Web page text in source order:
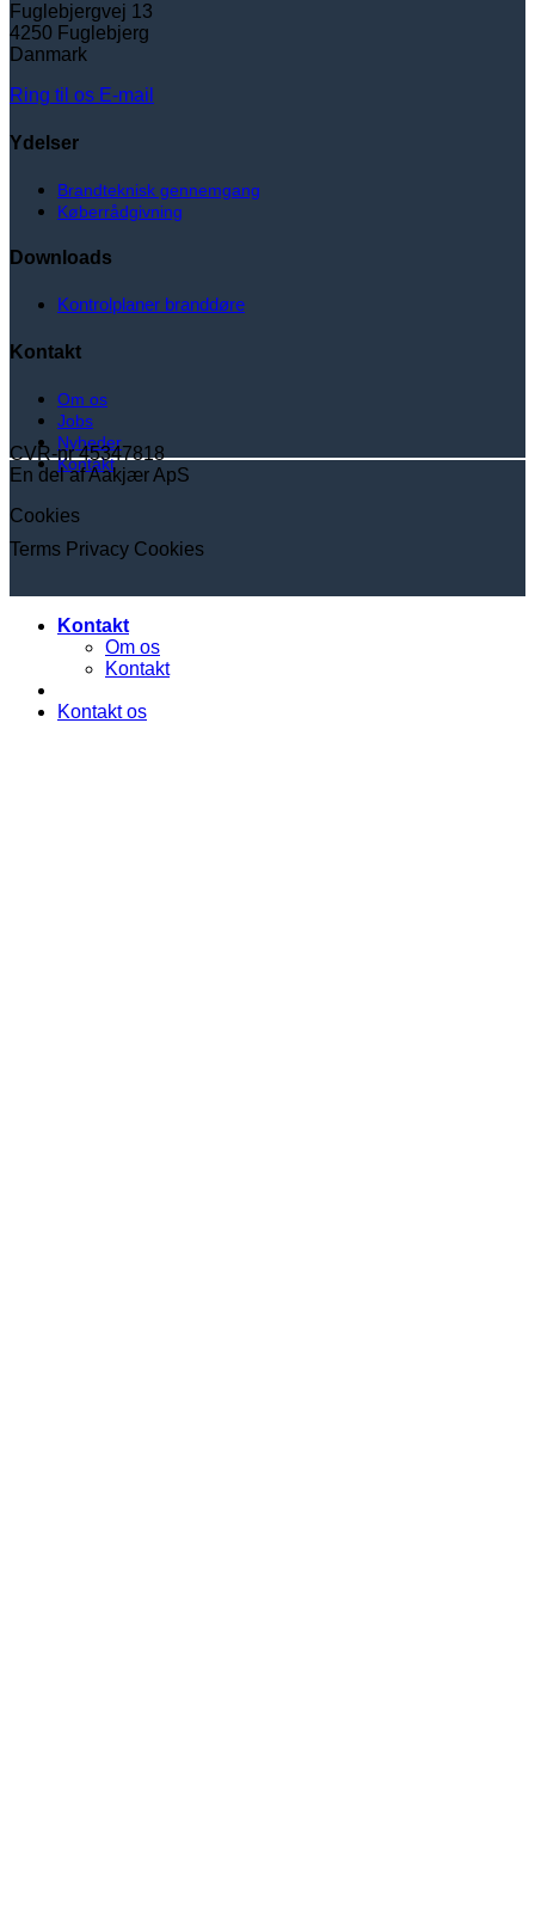
Fuglebjergvej 13
4250 Fuglebjerg
Danmark
Ring til os E-mail
Ydelser
Brandteknisk gennemgang
Køberrådgivning
Downloads
Kontrolplaner branddøre
Kontakt
Om os
Jobs
Nyheder
Kontakt
CVR-nr 45347818
En del af Aakjær ApS
Cookies
Terms Privacy Cookies
Kontakt
Om os
Kontakt
Kontakt os